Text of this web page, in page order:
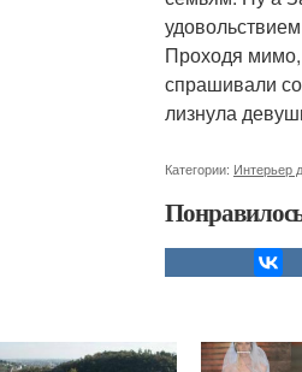
Проходя мимо,
спрашивали
лизнула
Категории: Интерьер